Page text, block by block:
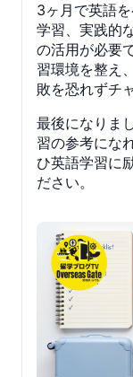
3ヶ月で英語
学習、実践的
の活用が必要
習環境を整え
敗を恐れずチ
最後になりま
習の参考にな
ひ英語学習に
ださい。